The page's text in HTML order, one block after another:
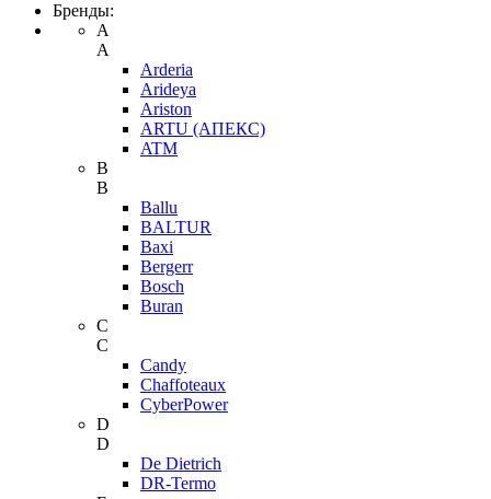
Бренды:
A
A
Arderia
Arideya
Ariston
ARTU (АПЕКС)
ATM
B
B
Ballu
BALTUR
Baxi
Bergerr
Bosch
Buran
C
C
Candy
Chaffoteaux
CyberPower
D
D
De Dietrich
DR-Termo